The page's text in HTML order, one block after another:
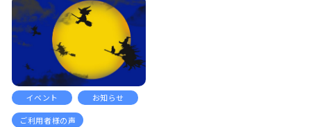
イベント お知らせ
ご利用者様の声